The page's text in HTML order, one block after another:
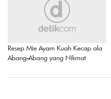
Resep Mie Ayam Kuah Kecap ala
Abang-Abang yang Nikmat